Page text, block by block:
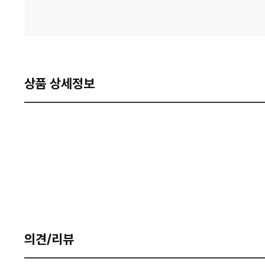
상품 상세정보
의견/리뷰